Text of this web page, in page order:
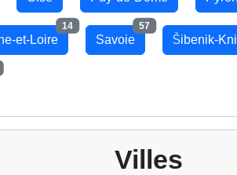
et-Loire
14
Savoie
57
Šibenik-
Villes